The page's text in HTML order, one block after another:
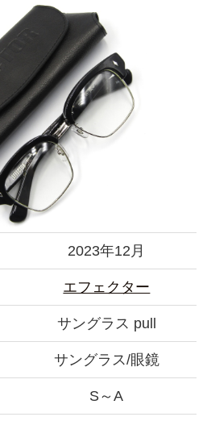
2023年12月
エフェクター
サングラス pull
サングラス/眼鏡
S～A